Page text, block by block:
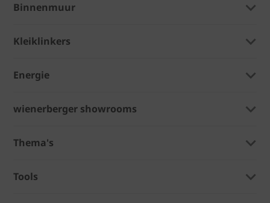
Binnenmuur
Kleiklinkers
Energie
wienerberger showrooms
Thema's
Tools